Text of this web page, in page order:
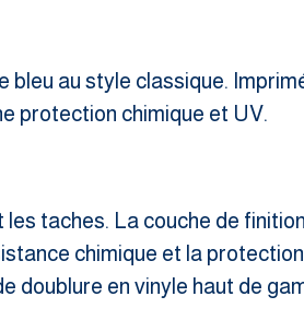
bleu au style classique.
protection chimique et UV.
taches. La couche de
chimique et la
doublure en vinyle haut de